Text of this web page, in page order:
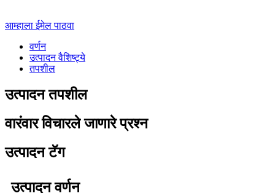
आम्हाला ईमेल पाठवा
वर्णन
उत्पादन वैशिष्ट्ये
तपशील
उत्पादन तपशील
वारंवार विचारले जाणारे प्रश्न
उत्पादन टॅग
उत्पादन वर्णन